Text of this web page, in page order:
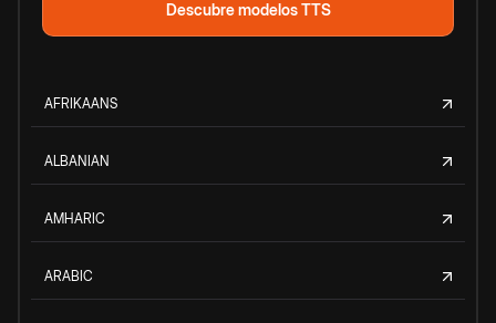
Descubre modelos TTS
AFRIKAANS
ALBANIAN
AMHARIC
ARABIC